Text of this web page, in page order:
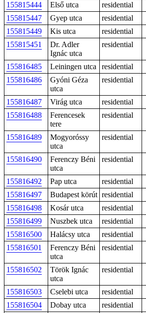
155815444
Első utca
residential
155815447
Gyep utca
residential
155815449
Kis utca
residential
155815451
Dr. Adler
Ignác utca
residential
155816485 Leiningen utca
residential
155816486
Gyóni Géza
utca
residential
155816487 Virág utca
residential
155816488
Ferencesek
tere
residential
155816489
Mogyoróssy
utca
residential
155816490
Ferenczy Béni
utca
residential
155816492 Pap utca
residential
155816497
Budapest körút residential
155816498
Kosár utca
residential
155816499
Nuszbek utca
residential
155816500
Halácsy utca residential
155816501
Ferenczy Béni
utca
residential
155816502
Török Ignác
utca
residential
155816503 Cselebi utca
residential
155816504
Dobay utca residential